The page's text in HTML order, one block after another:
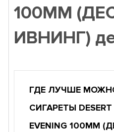
100ММ
ИВНИНГ)
ГДЕ ЛУЧШЕ
СИГАРЕТЫ DESERT
EVENING 100ММ